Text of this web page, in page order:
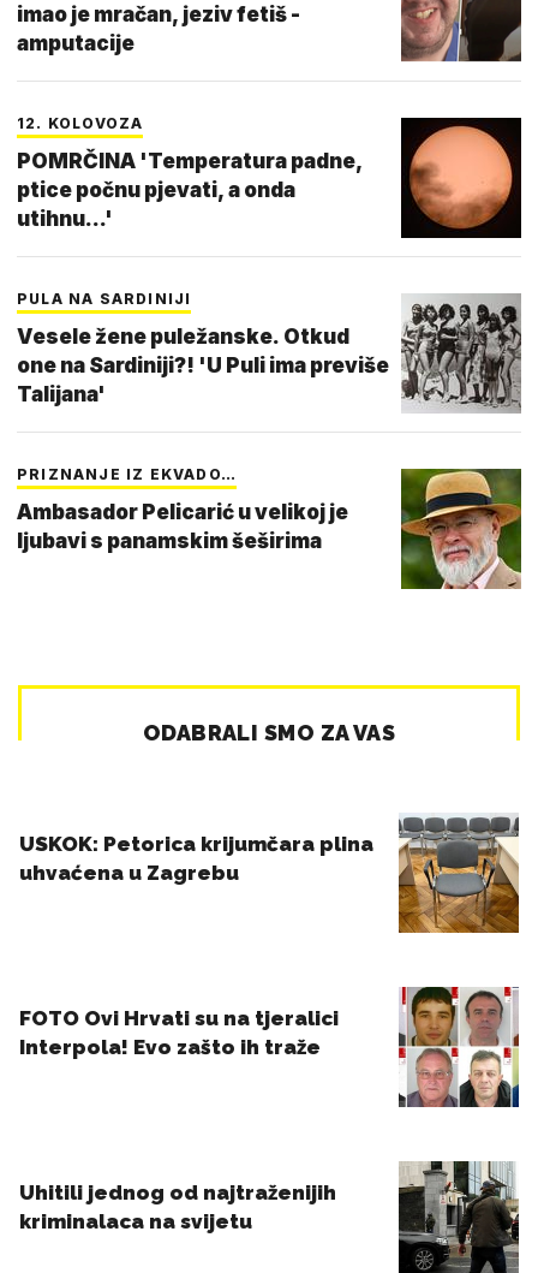
imao je mračan, jeziv fetiš -
amputacije
12. KOLOVOZA
POMRČINA 'Temperatura padne,
ptice počnu pjevati, a onda
utihnu...'
PULA NA SARDINIJI
Vesele žene puležanske. Otkud
one na Sardiniji?! 'U Puli ima previše
Talijana'
PRIZNANJE IZ EKVADO…
Ambasador Pelicarić u velikoj je
ljubavi s panamskim šeširima